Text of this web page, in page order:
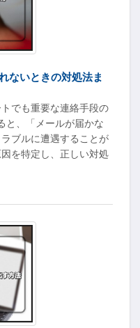
ないときの対処法ま
でも重要な連絡手段の
と、「メールが届かな
ブルに遭遇することが
を特定し、正しい対処